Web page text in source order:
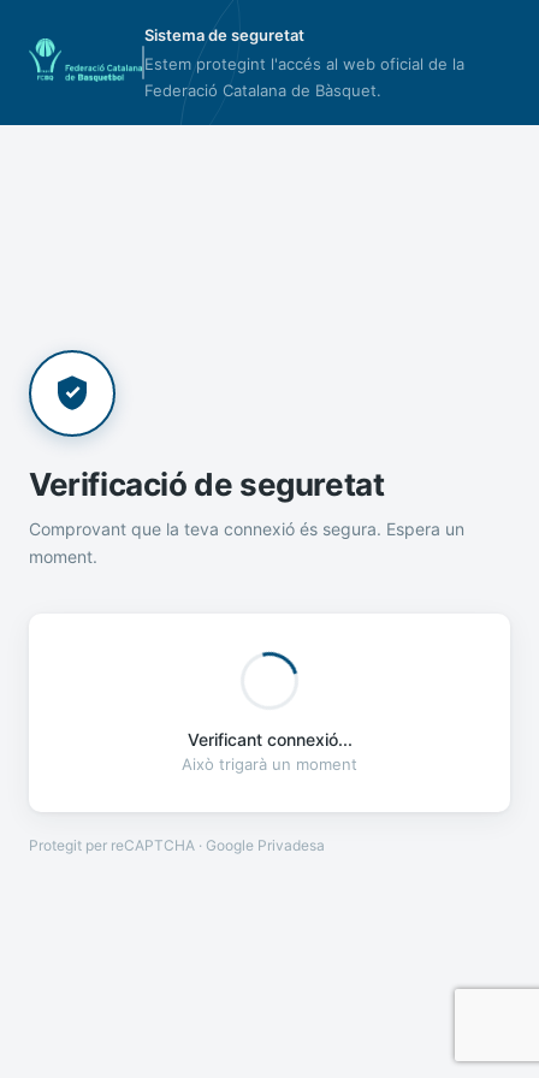
Sistema de seguretat
Estem protegint l'accés al web oficial de la
Federació Catalana de Bàsquet.
Verificació de seguretat
Comprovant que la teva connexió és segura. Espera un
moment.
Verificant connexió...
Això trigarà un moment
Protegit per reCAPTCHA · Google Privadesa